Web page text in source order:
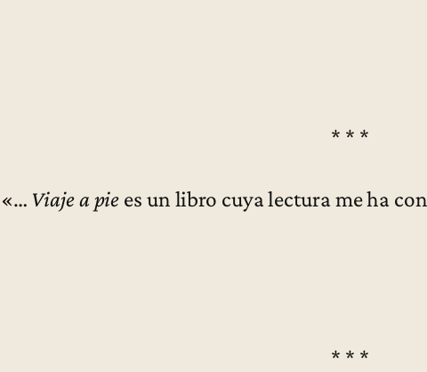
* * *
«… Viaje a pie es un libro cuya lectura me ha
* * *